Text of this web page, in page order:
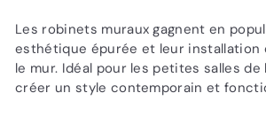
Les robinets muraux gagnent en
esthétique épurée et leur installation
le mur. Idéal pour les petites salles de
créer un style contemporain et